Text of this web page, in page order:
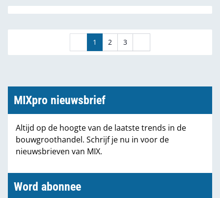
1 2 3
MIXpro nieuwsbrief
Altijd op de hoogte van de laatste trends in de
bouwgroothandel. Schrijf je nu in voor de
nieuwsbrieven van MIX.
Word abonnee